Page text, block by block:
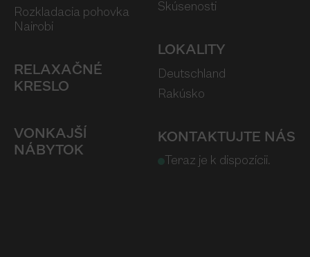
Rozkladacia pohovka
Nairobi
RELAXAČNÉ
KRESLO
VONKAJŠÍ
NÁBYTOK
Skúsenosti
LOKALITY
Deutschland
Rakúsko
KONTAKTUJTE NÁS
Teraz je k dispozícii.